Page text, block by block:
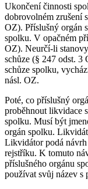
Ukončení činnosti
dobrovolném zrušení
OZ). Příslušný orgán
spolku. V opačném
OZ). Neurčí-li
schůze (§ 247 odst. 3
schůze spolku,
násl. OZ.
Poté, co příslušný
proběhnout likvidace
spolku. Musí být
orgán spolku.
Likvidátor podá
rejstříku. K tomuto
příslušného orgánu
používat svůj název